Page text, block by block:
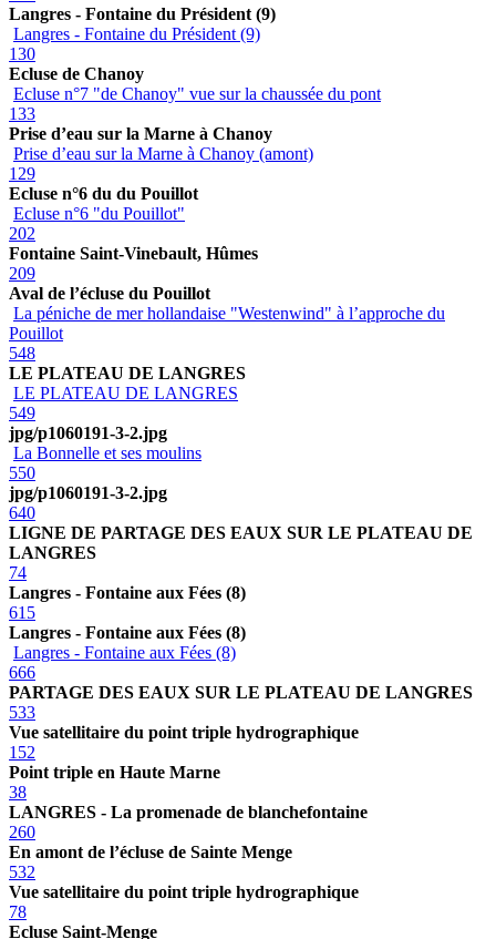
Langres - Fontaine du Président (9)
Langres - Fontaine du Président (9)
130
Ecluse de Chanoy
Ecluse n°7 "de Chanoy" vue sur la chaussée du pont
133
Prise d’eau sur la Marne à Chanoy
Prise d’eau sur la Marne à Chanoy (amont)
129
Ecluse n°6 du du Pouillot
Ecluse n°6 "du Pouillot"
202
Fontaine Saint-Vinebault, Hûmes
209
Aval de l’écluse du Pouillot
La péniche de mer hollandaise "Westenwind" à l’approche du
Pouillot
548
LE PLATEAU DE LANGRES
LE PLATEAU DE LANGRES
549
jpg/p1060191-3-2.jpg
La Bonnelle et ses moulins
550
jpg/p1060191-3-2.jpg
640
LIGNE DE PARTAGE DES EAUX SUR LE PLATEAU DE
LANGRES
74
Langres - Fontaine aux Fées (8)
615
Langres - Fontaine aux Fées (8)
Langres - Fontaine aux Fées (8)
666
PARTAGE DES EAUX SUR LE PLATEAU DE LANGRES
533
Vue satellitaire du point triple hydrographique
152
Point triple en Haute Marne
38
LANGRES - La promenade de blanchefontaine
260
En amont de l’écluse de Sainte Menge
532
Vue satellitaire du point triple hydrographique
78
Ecluse Saint-Menge